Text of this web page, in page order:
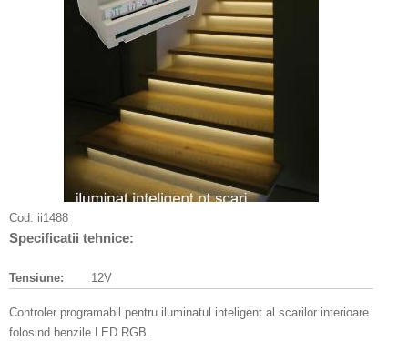
Cod: ii1488
Specificatii tehnice:
Tensiune: 12V
Controler programabil pentru iluminatul inteligent al scarilor interioare
folosind benzile LED RGB.